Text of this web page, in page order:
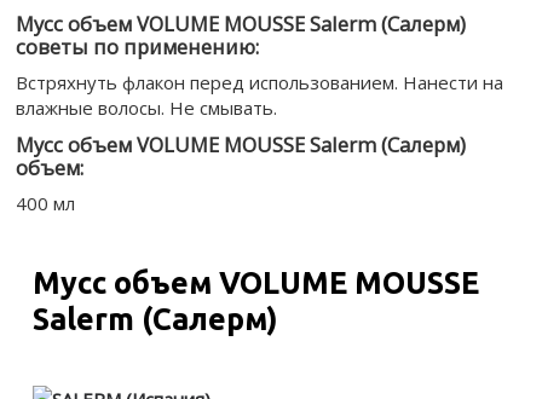
Мусс объем VOLUME MOUSSE Salerm (Салерм)
советы по применению:
Встряхнуть флакон перед использованием. Нанести на
влажные волосы. Не смывать.
Мусс объем VOLUME MOUSSE Salerm (Салерм)
объем:
400 мл
Мусс объем VOLUME MOUSSE
Salerm (Cалерм)